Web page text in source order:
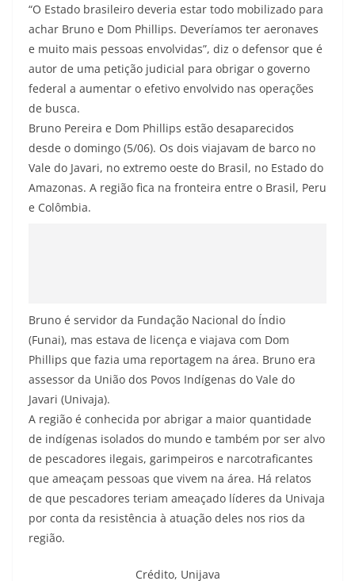
“O Estado brasileiro deveria estar todo mobilizado para
achar Bruno e Dom Phillips. Deveríamos ter aeronaves
e muito mais pessoas envolvidas”, diz o defensor que é
autor de uma petição judicial para obrigar o governo
federal a aumentar o efetivo envolvido nas operações
de busca.
Bruno Pereira e Dom Phillips estão desaparecidos
desde o domingo (5/06). Os dois viajavam de barco no
Vale do Javari, no extremo oeste do Brasil, no Estado do
Amazonas. A região fica na fronteira entre o Brasil, Peru
e Colômbia.
Bruno é servidor da Fundação Nacional do Índio
(Funai), mas estava de licença e viajava com Dom
Phillips que fazia uma reportagem na área. Bruno era
assessor da União dos Povos Indígenas do Vale do
Javari (Univaja).
A região é conhecida por abrigar a maior quantidade
de indígenas isolados do mundo e também por ser alvo
de pescadores ilegais, garimpeiros e narcotraficantes
que ameaçam pessoas que vivem na área. Há relatos
de que pescadores teriam ameaçado líderes da Univaja
por conta da resistência à atuação deles nos rios da
região.
Crédito, Unijava